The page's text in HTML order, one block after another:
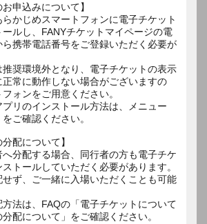
申込みについて】
かじめスマートフォンに電子チケット
ルし、FANYチケットマイページの電
携帯電話番号をご登録いただく必要が
推奨環境外となり、電子チケットの表示
常に動作しない場合がございますの
ォンをご用意ください。
リのインストール方法は、メニュー
ご確認ください。
配について】
分配する場合、同行者の方も電子チケ
トールしていただく必要があります。
ず、ご一緒に入場いただくことも可能
法は、FAQの「電子チケットについて
配について」をご確認ください。